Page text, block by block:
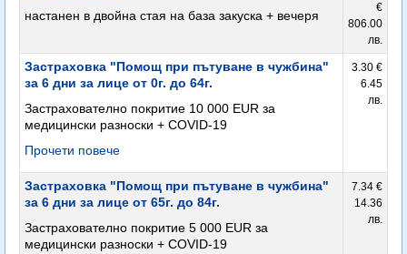
настанен в двойна стая на база закуска + вечеря
€
806.00
лв.
Застраховка "Помощ при пътуване в чужбина"
за 6 дни за лице от 0г. до 64г.
Застрахователно покритие 10 000 EUR за
медицински разноски + COVID-19
Прочети повече
3.30 €
6.45
лв.
Застраховка "Помощ при пътуване в чужбина"
за 6 дни за лице от 65г. до 84г.
Застрахователно покритие 5 000 EUR за
медицински разноски + COVID-19
7.34 €
14.36
лв.